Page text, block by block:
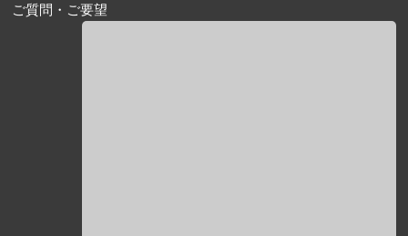
ご質問・ご要望